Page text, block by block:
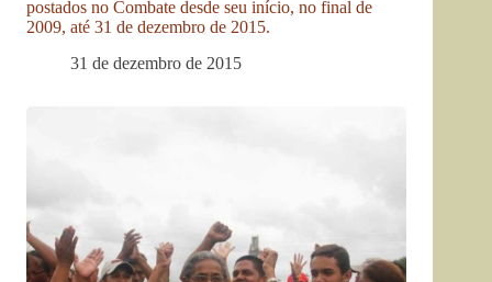
postados no Combate desde seu início, no final de
2009, até 31 de dezembro de 2015.
31 de dezembro de 2015